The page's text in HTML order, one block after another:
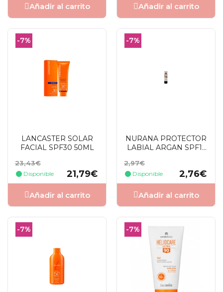
Añadir al carrito Añadir al carrito
-7%
LANCASTER SOLAR
FACIAL SPF30 50ML
Precio
base
23,43€
Disponible
Precio
21,79€
Añadir al carrito
-7%
NURANA PROTECTOR
LABIAL ARGAN SPF15
Precio
base
2,97€
Disponible
Precio
2,76€
Añadir al carrito
-7% -7%